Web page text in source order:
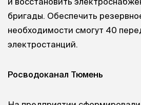
бригады. Обеспечить
необходимости смогут 40
электростанций.
Росводоканал Тюмень